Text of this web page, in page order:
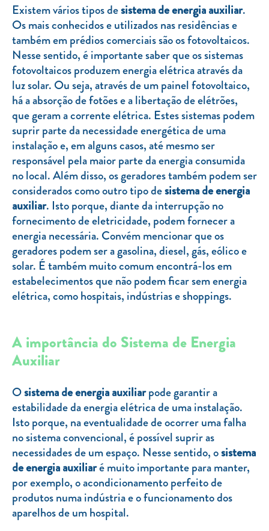
Clientes prioritários
Resolução alternativa de litígios
Existem vários tipos desistema de energia auxiliar.
Os mais conhecidos e utilizados nas residências e
também em prédios comerciais são os fotovoltaicos.
Nesse sentido, é importante saber que os sistemas
fotovoltaicos produzem energia elétrica através da
luz solar. Ou seja, através de um painel fotovoltaico,
há a absorção de fotões e a libertação de elétrões,
que geram a corrente elétrica. Estes sistemas podem
suprir parte da necessidade energética de uma
instalação e, em alguns casos, até mesmo ser
responsável pela maior parte da energia consumida
no local. Além disso, os geradores também podem ser
considerados como outro tipo desistema de energia
auxiliar. Isto porque, diante da interrupção no
fornecimento de eletricidade, podem fornecer a
energia necessária. Convém mencionar que os
geradores podem ser a gasolina, diesel, gás, eólico e
solar. É também muito comum encontrá-los em
estabelecimentos que não podem ficar sem energia
elétrica, como hospitais, indústrias e shoppings.
A importância do Sistema de Energia
Auxiliar
Osistema de energia auxiliarpode garantir a
estabilidade da energia elétrica de uma instalação.
Isto porque, na eventualidade de ocorrer uma falha
no sistema convencional, é possível suprir as
necessidades de um espaço. Nesse sentido, osistema
de energia auxiliaré muito importante para manter,
por exemplo, o acondicionamento perfeito de
produtos numa indústria e o funcionamento dos
aparelhos de um hospital.